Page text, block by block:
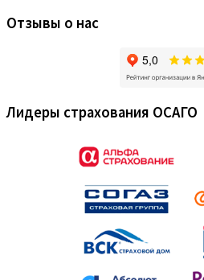
Отзывы о нас
Лидеры страхования ОСАГО